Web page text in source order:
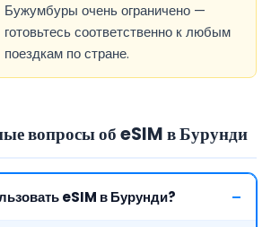
Бужумбуры очень ограничено —
готовьтесь соответственно к любым
поездкам по стране.
вопросы об eSIM в Бурунди
eSIM в Бурунди?